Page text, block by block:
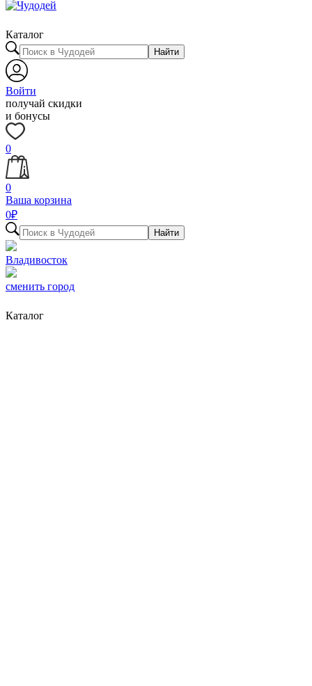
Каталог
Найти
Войти
получай скидки
и бонусы
0
0
Ваша корзина
0₽
Найти
Владивосток
сменить город
Каталог